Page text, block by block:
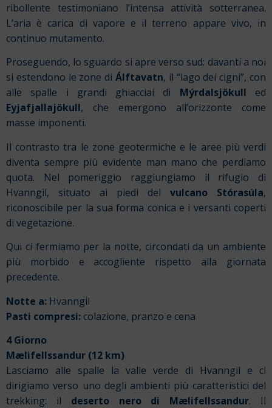
ribollente testimoniano l’intensa attività sotterranea.
L’aria è carica di vapore e il terreno appare vivo, in
continuo mutamento.
Proseguendo, lo sguardo si apre verso sud: davanti a noi
si estendono le zone di Álftavatn, il “lago dei cigni”, con
alle spalle i grandi ghiacciai di Mýrdalsjökull ed
Eyjafjallajökull, che emergono all’orizzonte come
masse imponenti.
Il contrasto tra le zone geotermiche e le aree più verdi
diventa sempre più evidente man mano che perdiamo
quota. Nel pomeriggio raggiungiamo il rifugio di
Hvanngil, situato ai piedi del vulcano Stórasúla,
riconoscibile per la sua forma conica e i versanti coperti
di vegetazione.
Qui ci fermiamo per la notte, circondati da un ambiente
più morbido e accogliente rispetto alla giornata
precedente.
Notte a: Hvanngil
Pasti compresi: colazione, pranzo e cena
4 Giorno
Mælifellssandur (12 km)
Lasciamo alle spalle la valle verde di Hvanngil e ci
dirigiamo verso uno degli ambienti più caratteristici del
trekking: il deserto nero di Mælifellssandur. Il